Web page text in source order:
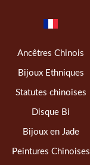
Ancêtres Chinois
Bijoux Ethniques
Statutes chinoises
Disque Bi
Bijoux en Jade
Peintures Chinoises